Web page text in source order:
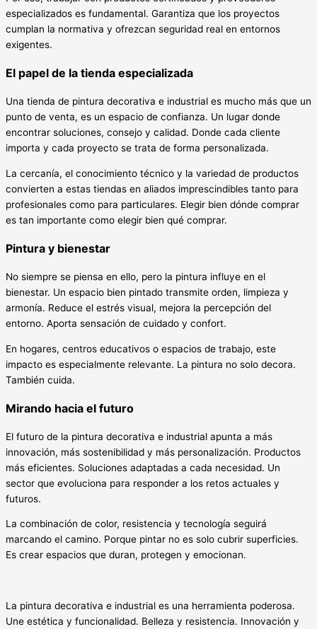
especializados es fundamental. Garantiza que los proyectos
cumplan la normativa y ofrezcan seguridad real en entornos
exigentes.
El papel de la tienda especializada
Una tienda de pintura decorativa e industrial es mucho más que un
punto de venta, es un espacio de confianza. Un lugar donde
encontrar soluciones, consejo y calidad. Donde cada cliente
importa y cada proyecto se trata de forma personalizada.
La cercanía, el conocimiento técnico y la variedad de productos
convierten a estas tiendas en aliados imprescindibles tanto para
profesionales como para particulares. Elegir bien dónde comprar
es tan importante como elegir bien qué comprar.
Pintura y bienestar
No siempre se piensa en ello, pero la pintura influye en el
bienestar. Un espacio bien pintado transmite orden, limpieza y
armonía. Reduce el estrés visual, mejora la percepción del
entorno. Aporta sensación de cuidado y confort.
En hogares, centros educativos o espacios de trabajo, este
impacto es especialmente relevante. La pintura no solo decora.
También cuida.
Mirando hacia el futuro
El futuro de la pintura decorativa e industrial apunta a más
innovación, más sostenibilidad y más personalización. Productos
más eficientes. Soluciones adaptadas a cada necesidad. Un
sector que evoluciona para responder a los retos actuales y
futuros.
La combinación de color, resistencia y tecnología seguirá
marcando el camino. Porque pintar no es solo cubrir superficies.
Es crear espacios que duran, protegen y emocionan.
La pintura decorativa e industrial es una herramienta poderosa.
Une estética y funcionalidad. Belleza y resistencia. Innovación y